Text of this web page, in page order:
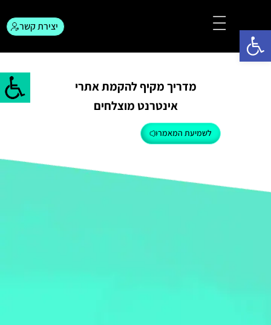
יצירת קשר
מדריך מקיף להקמת אתרי
אינטרנט מוצלחים
לשמיעת המאמר
פתח סרגל נגישות